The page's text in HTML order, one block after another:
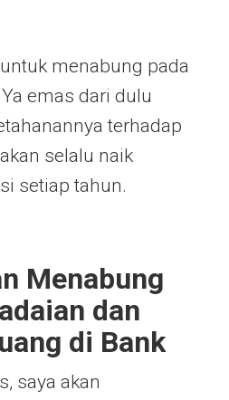
menabung pada
emas dari dulu
terhadap
selalu naik
setiap tahun.
Menabung
dan
di Bank
saya akan